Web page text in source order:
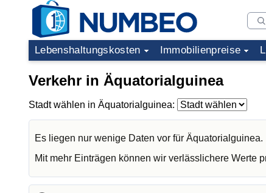
Lebenshaltungskosten Immobilienpreise
Verkehr in Äquatorialguinea
Stadt wählen in Äquatorialguinea:
Es liegen nur wenige Daten vor für Äquatorialguinea.
Mit mehr Einträgen können wir verlässlichere Werte